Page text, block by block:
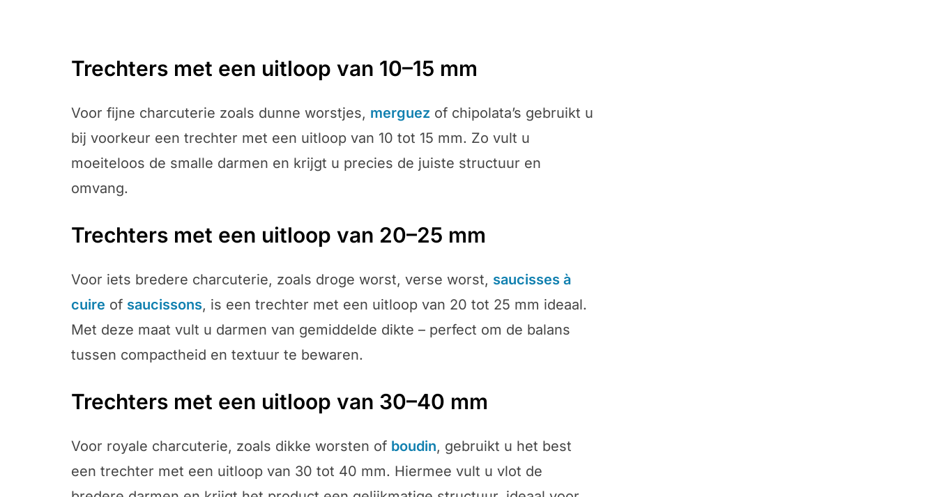
Trechters met een uitloop van 10–15 mm
Voor fijne charcuterie zoals dunne worstjes, merguez of chipolata’s gebruikt u
bij voorkeur een trechter met een uitloop van 10 tot 15 mm. Zo vult u
moeiteloos de smalle darmen en krijgt u precies de juiste structuur en
omvang.
Trechters met een uitloop van 20–25 mm
Voor iets bredere charcuterie, zoals droge worst, verse worst, saucisses à
cuire of saucissons, is een trechter met een uitloop van 20 tot 25 mm ideaal.
Met deze maat vult u darmen van gemiddelde dikte – perfect om de balans
tussen compactheid en textuur te bewaren.
Trechters met een uitloop van 30–40 mm
Voor royale charcuterie, zoals dikke worsten of boudin, gebruikt u het best
een trechter met een uitloop van 30 tot 40 mm. Hiermee vult u vlot de